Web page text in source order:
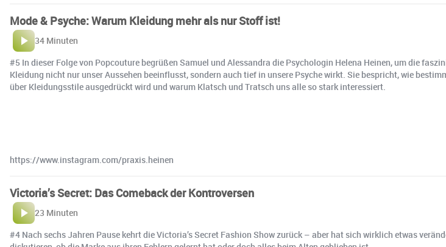
Mode & Psyche: Warum Kleidung mehr als nur Stoff ist!
34 Minuten
#5 In dieser Folge von Popcouture begrüßen Samuel und Alessandra die Psychologin Helena Heinen, um die
Kleidung nicht nur unser Aussehen beeinflusst, sondern auch tief in unsere Psyche wirkt. Sie bespricht, wie
über Kleidungsstile ausgedrückt wird und warum Klatsch und Tratsch uns alle so stark interessiert.
https://www.instagram.com/praxis.heinen
Victoria’s Secret: Das Comeback der Kontroversen
23 Minuten
#4 Nach sechs Jahren Pause kehrt die Victoria’s Secret Fashion Show zurück – aber hat sich wirklich etwas